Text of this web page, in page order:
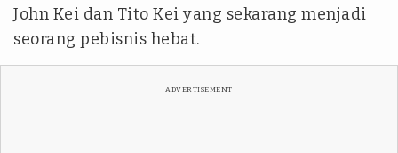
John Kei dan Tito Kei yang sekarang menjadi
seorang pebisnis hebat.
ADVERTISEMENT